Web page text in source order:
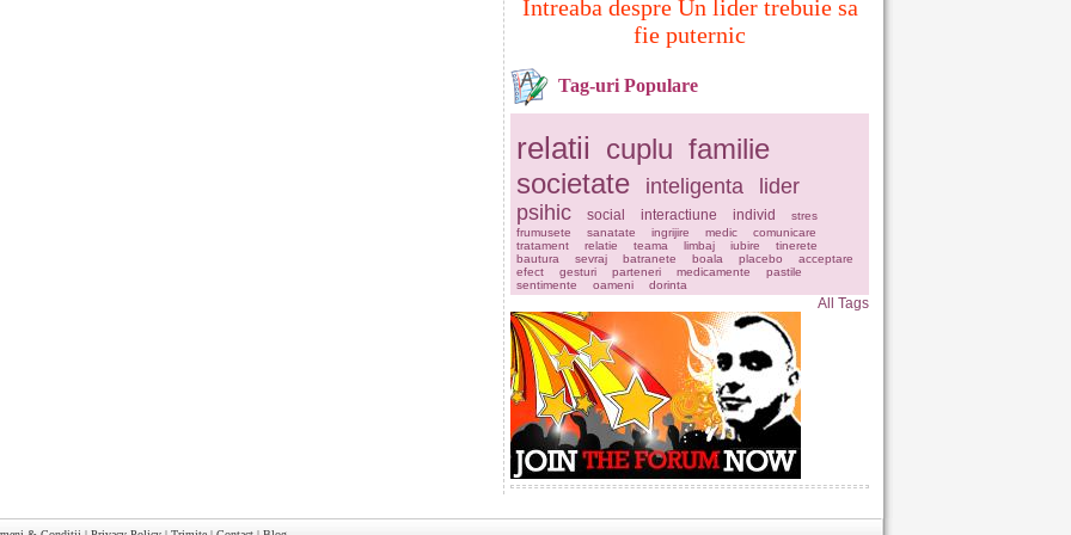
Intreaba despre Un lider trebuie sa
fie puternic
Tag-uri Populare
relatii cuplu familie
societate
inteligenta
lider
psihic
social interactiune individ
stres
frumusete
sanatate ingrijire medic
comunicare
tratament
relatie teama limbaj iubire
tinerete
bautura
sevraj batranete boala placebo
acceptare
efect
gesturi parteneri medicamente
pastile
sentimente
oameni dorinta
All Tags